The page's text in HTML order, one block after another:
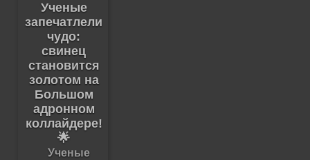
Ученые
запечатлели
чудо:
свинец
становится
золотом на
Большом
адронном
коллайдере!
🌟
Ученые